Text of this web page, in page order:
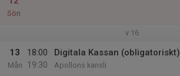
Sön
v.16
13
Mån
18:00
19:30
Digitala Kassan (obligatoriskt)
Apollons kansli